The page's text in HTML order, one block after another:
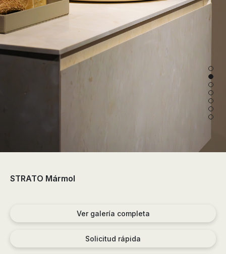
de
accesorios…
STRATO Mármol
Ver galería completa
Solicitud rápida